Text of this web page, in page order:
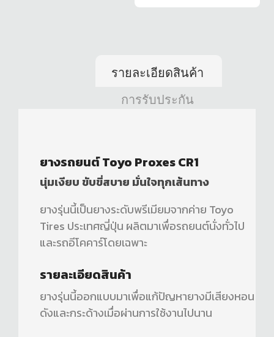
รายละเอียดสินค้า
การรับประกัน
ยางรถยนต์ Toyo Proxes CR1
นุ่มเงียบ ขับขี่สบาย มั่นใจทุกเส้นทาง
ยางรุ่นนี้เป็นยางระดับพรีเมียมจากค่าย Toyo
Tires ประเทศญี่ปุ่น ผลิตมาเพื่อรถยนต์นั่งทั่วไป
และรถอีโคคาร์โดยเฉพาะ
รายละเอียดสินค้า
ยางรุ่นนี้ออกแบบมาเพื่อแก้ปัญหายางมีเสียงหอน
ดังและกระด้างเมื่อผ่านการใช้งานไปนาน